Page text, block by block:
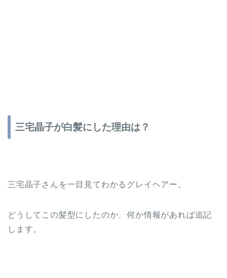
三宅晶子が白髪にした理由は？
三宅晶子さんを一目見てわかるグレイヘアー。
どうしてこの髪型にしたのか、何か情報があれば追記
します。